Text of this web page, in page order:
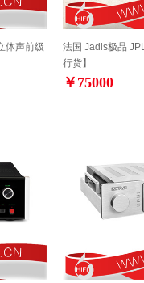
体声前级
法国 Jadis极品
行货】
￥75000